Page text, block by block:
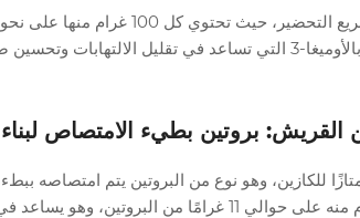
التونة من المصادر الغنية بالأوميغا-3 التي تساعد في تقليل
القريش: بروتين بطيء الامتصاص لبناء
للكازين، وهو نوع من البروتين يتم امتصاصه
الليلية. يحتوي كل 100 غرام منه على حوالي 11 غرامًا من